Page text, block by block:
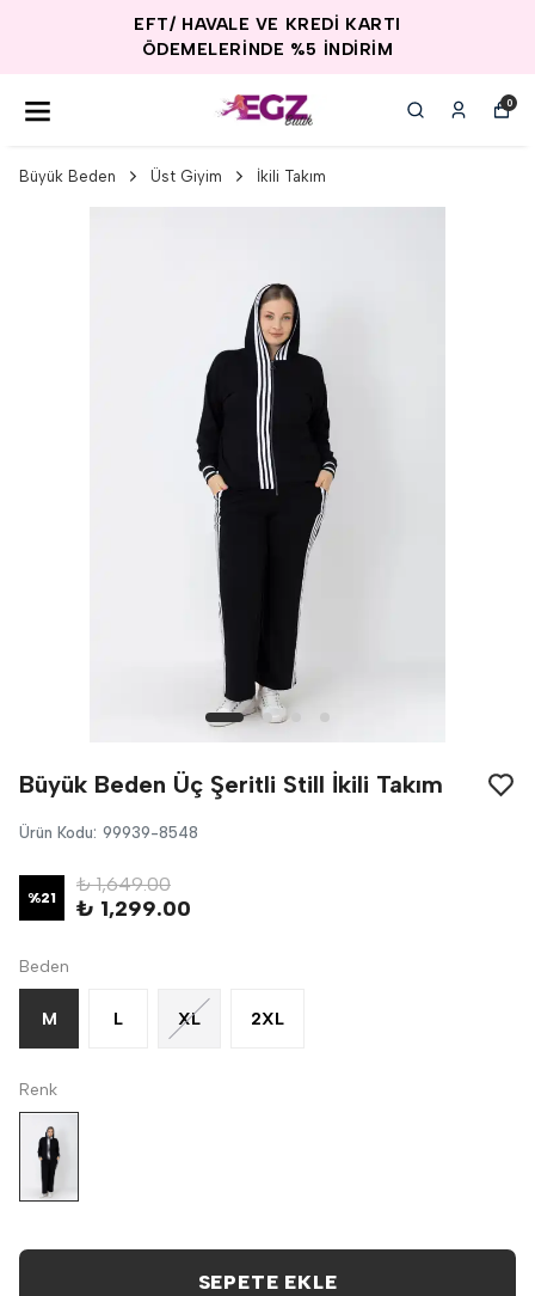
EFT/ HAVALE VE KREDİ KARTI
ÖDEMELERİNDE %5 İNDİRİM
0
Büyük Beden Üst Giyim İkili Takım
Büyük Beden Üç Şeritli Still İkili Takım
Ürün Kodu: 99939-8548
%21
₺ 1,649.00
₺ 1,299.00
Beden
M L XL 2XL
Renk
SEPETE EKLE